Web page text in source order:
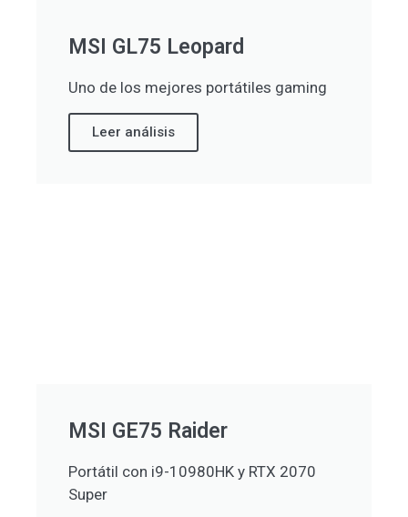
MSI GL75 Leopard
Uno de los mejores portátiles gaming
Leer análisis
MSI GE75 Raider
Portátil con i9-10980HK y RTX 2070
Super